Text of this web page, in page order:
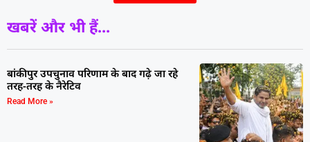
खबरें और भी हैं...
बांकीपुर उपचुनाव परिणाम के बाद गढ़े जा रहे
तरह-तरह के नैरेटिव
Read More »